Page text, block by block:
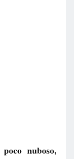
nuboso,